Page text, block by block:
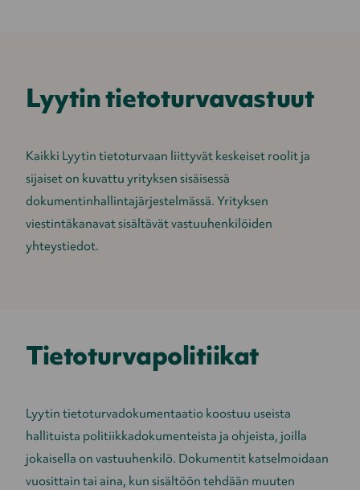
Lyytin tietoturvavastuut
Kaikki Lyytin tietoturvaan liittyvät keskeiset roolit ja
sijaiset on kuvattu yrityksen sisäisessä
dokumentinhallintajärjestelmässä. Yrityksen
viestintäkanavat sisältävät vastuuhenkilöiden
yhteystiedot.
Tietoturvapolitiikat
Lyytin tietoturvadokumentaatio koostuu useista
hallituista politiikkadokumenteista ja ohjeista, joilla
jokaisella on vastuuhenkilö. Dokumentit katselmoidaan
vuosittain tai aina, kun sisältöön tehdään muuten